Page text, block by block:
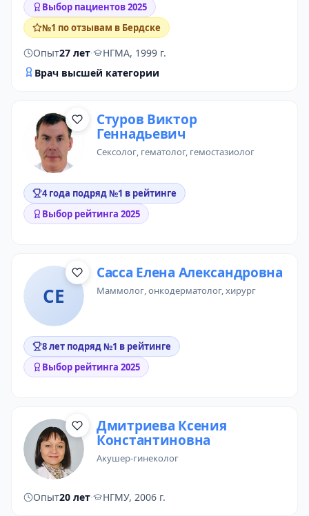
Выбор пациентов 2025
№1 по отзывам в Бердске
Опыт27 лет·
НГМА, 1999 г.
Врач высшей категории
Стуров Виктор
Геннадьевич
сексолог, гематолог, гемостазиолог
4 года подряд №1 в рейтинге
Выбор рейтинга 2025
СЕ
Сасса Елена Александровна
маммолог,онкодерматолог,хирург
8 лет подряд №1 в рейтинге
Выбор рейтинга 2025
Дмитриева Ксения
Константиновна
акушер-гинеколог
Опыт20 лет· НГМУ, 2006 г.